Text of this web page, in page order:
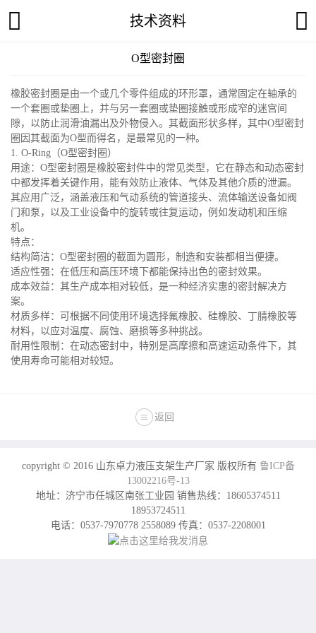
技术资料
O型密封圈
橡胶密封圈是由一个或几个零件组成的环形罩，通常固定在轴承的
一个套圈或垫圈上，并与另一套圈或垫圈接触或形成窄的迷宫间
隙，以防止润滑油漏出及外物侵入。其截面形状多样，其中O型密封
圈因其截面为O型而得名，是最常见的一种。
1. O-Ring（O型密封圈）
用途：O型密封圈是橡胶密封件中的常见类型，它在静态和动态密封
中都发挥着关键作用，能有效防止液体、气体及其他介质的泄漏。
其应用广泛，涵盖液压和气动系统的管道接头、流体输送设备如阀
门和泵，以及工业设备中的旋转或往复运动，例如发动机和压缩
机。
特点：
结构简洁：O型密封圈的截面为圆形，制造和安装都相当便捷。
适应性强：在低压和高压环境下都能保持出色的密封效果。
成本效益：其生产成本相对较低，是一种经济实惠的密封解决方
案。
材质多样：可根据不同使用环境选择氟橡胶、硅橡胶、丁腈橡胶等
材料，以应对温度、腐蚀、磨损等多种挑战。
耐用性限制：在动态密封中，特别是高摩擦和高速运动条件下，其
使用寿命可能相对较短。
返回
copyright © 2016 山东卓力液压支架生产厂家 版权所有 鲁ICP备
13002216号-13
地址：济宁市任城区南张工业园 销售热线：18605374511
18953724511
电话：0537-7970778 2558089 传真：0537-2208001